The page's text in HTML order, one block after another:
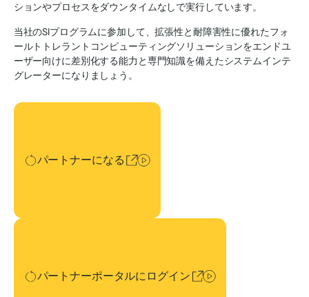
ションやプロセスをダウンタイムなしで実行しています。
当社のSIプログラムに参加して、拡張性と耐障害性に優れたフォ
ールトトレラントコンピューティングソリューションをエンドユ
ーザー向けに差別化する能力と専門知識を備えたシステムインテ
グレーターになりましょう。
パートナーになる
パートナーになる
パートナーポータルにログイン
パートナーポータルにログイン